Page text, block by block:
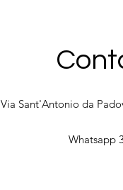
Via Sant'Antonio da
Whatsapp